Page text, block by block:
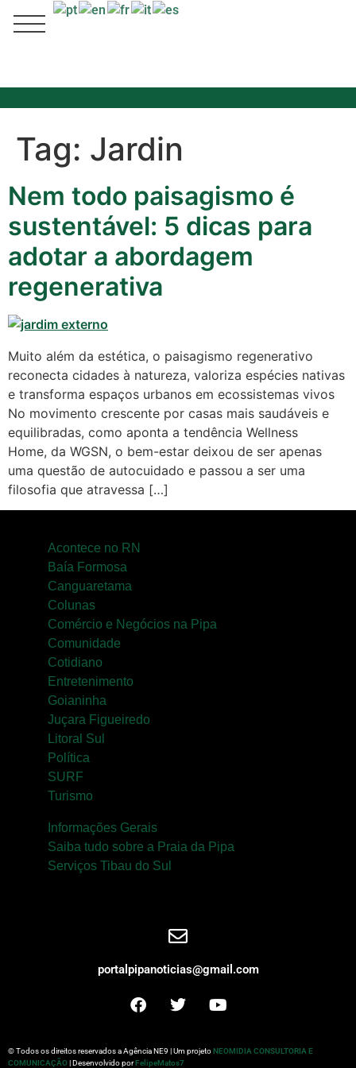
Tag: Jardin
Nem todo paisagismo é
sustentável: 5 dicas para
adotar a abordagem
regenerativa
Muito além da estética, o paisagismo regenerativo
reconecta cidades à natureza, valoriza espécies nativas
e transforma espaços urbanos em ecossistemas vivos
No movimento crescente por casas mais saudáveis e
equilibradas, como aponta a tendência Wellness
Home, da WGSN, o bem-estar deixou de ser apenas
uma questão de autocuidado e passou a ser uma
filosofia que atravessa […]
Acontece no RN
Baía Formosa
Canguaretama
Colunas
Comércio e Negócios na Pipa
Comunidade
Cotidiano
Entretenimento
Goianinha
Juçara Figueiredo
Litoral Sul
Política
SURF
Turismo
Informações Gerais
Saiba tudo sobre a Praia da Pipa
Serviços Tibau do Sul
portalpipanoticias@gmail.com
© Todos os direitos reservados a Agência NE9 | Um projeto NEOMIDIA CONSULTORIA E
COMUNICAÇÃO
| Desenvolvido por FelipeMatos7